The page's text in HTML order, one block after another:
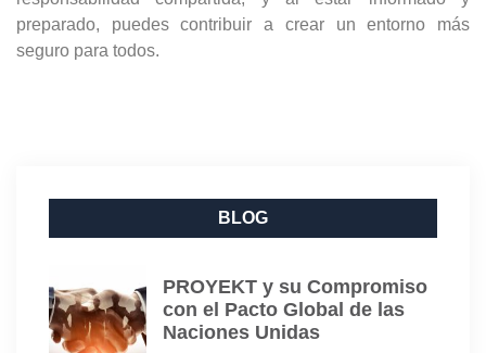
BLOG
PROYEKT y su Compromiso
con el Pacto Global de las
Naciones Unidas
preparado, puedes contribuir a crear un entorno más
seguro para todos.